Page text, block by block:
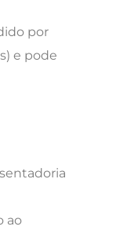
por
e pode
ao